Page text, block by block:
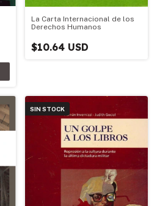
La Carta Internacional de los
Derechos Humanos
$10.64 USD
SIN STOCK